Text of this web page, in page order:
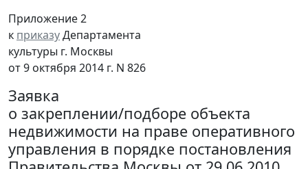
Приложение 2
к приказуДепартамента
культуры г. Москвы
от 9 октября 2014 г. N 826
Заявка
о закреплении/подборе объекта
недвижимости на праве оперативного
управления в порядке постановления